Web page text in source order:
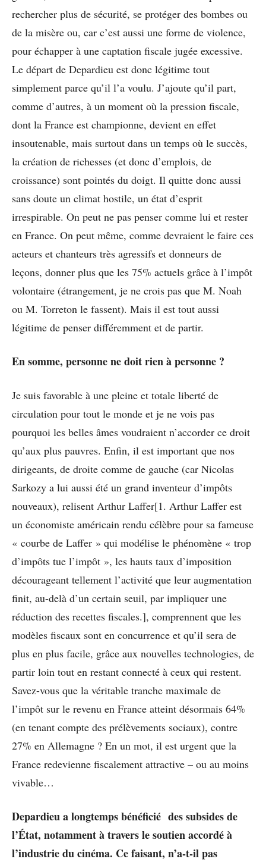
rechercher plus de sécurité, se protéger des bombes ou
de la misère ou, car c’est aussi une forme de violence,
pour échapper à une captation fiscale jugée excessive.
Le départ de Depardieu est donc légitime tout
simplement parce qu’il l’a voulu. J’ajoute qu’il part,
comme d’autres, à un moment où la pression fiscale,
dont la France est championne, devient en effet
insoutenable, mais surtout dans un temps où le succès,
la création de richesses (et donc d’emplois, de
croissance) sont pointés du doigt. Il quitte donc aussi
sans doute un climat hostile, un état d’esprit
irrespirable. On peut ne pas penser comme lui et rester
en France. On peut même, comme devraient le faire ces
acteurs et chanteurs très agressifs et donneurs de
leçons, donner plus que les 75% actuels grâce à l’impôt
volontaire (étrangement, je ne crois pas que M. Noah
ou M. Torreton le fassent). Mais il est tout aussi
légitime de penser différemment et de partir.
En somme, personne ne doit rien à personne ?
Je suis favorable à une pleine et totale liberté de
circulation pour tout le monde et je ne vois pas
pourquoi les belles âmes voudraient n’accorder ce droit
qu’aux plus pauvres. Enfin, il est important que nos
dirigeants, de droite comme de gauche (car Nicolas
Sarkozy a lui aussi été un grand inventeur d’impôts
nouveaux), relisent Arthur Laffer[1. Arthur Laffer est
un économiste américain rendu célèbre pour sa fameuse
« courbe de Laffer » qui modélise le phénomène « trop
d’impôts tue l’impôt », les hauts taux d’imposition
décourageant tellement l’activité que leur augmentation
finit, au-delà d’un certain seuil, par impliquer une
réduction des recettes fiscales.], comprennent que les
modèles fiscaux sont en concurrence et qu’il sera de
plus en plus facile, grâce aux nouvelles technologies, de
partir loin tout en restant connecté à ceux qui restent.
Savez-vous que la véritable tranche maximale de
l’impôt sur le revenu en France atteint désormais 64%
(en tenant compte des prélèvements sociaux), contre
27% en Allemagne ? En un mot, il est urgent que la
France redevienne fiscalement attractive – ou au moins
vivable…
Depardieu a longtemps bénéficié des subsides de
l’État, notamment à travers le soutien accordé à
l’industrie du cinéma. Ce faisant, n’a-t-il pas